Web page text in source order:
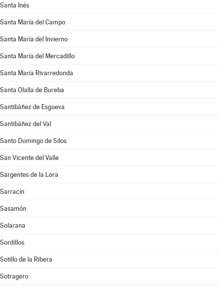
Santa Inés
Santa María del Campo
Santa María del Invierno
Santa María del Mercadillo
Santa María Rivarredonda
Santa Olalla de Bureba
Santibáñez de Esgueva
Santibáñez del Val
Santo Domingo de Silos
San Vicente del Valle
Sargentes de la Lora
Sarracín
Sasamón
Solarana
Sordillos
Sotillo de la Ribera
Sotragero